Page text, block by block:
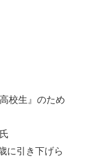
校生』のため
に引き下げら